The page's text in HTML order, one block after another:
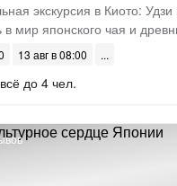
экскурсия в Киото:
в мир японского чая и
13 авг в 08:00
до 4 чел.